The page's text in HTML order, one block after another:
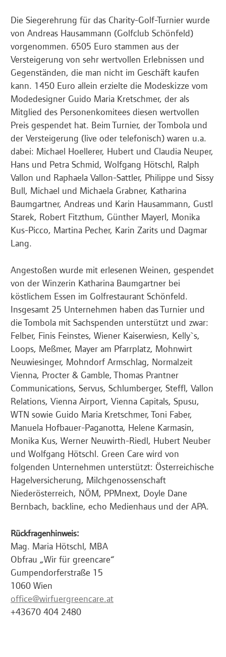
Die Siegerehrung für das Charity-Golf-Turnier wurde
von Andreas Hausammann (Golfclub Schönfeld)
vorgenommen. 6505 Euro stammen aus der
Versteigerung von sehr wertvollen Erlebnissen und
Gegenständen, die man nicht im Geschäft kaufen
kann. 1450 Euro allein erzielte die Modeskizze vom
Modedesigner Guido Maria Kretschmer, der als
Mitglied des Personenkomitees diesen wertvollen
Preis gespendet hat. Beim Turnier, der Tombola und
der Versteigerung (live oder telefonisch) waren u.a.
dabei: Michael Hoellerer, Hubert und Claudia Neuper,
Hans und Petra Schmid, Wolfgang Hötschl, Ralph
Vallon und Raphaela Vallon-Sattler, Philippe und Sissy
Bull, Michael und Michaela Grabner, Katharina
Baumgartner, Andreas und Karin Hausammann, Gustl
Starek, Robert Fitzthum, Günther Mayerl, Monika
Kus-Picco, Martina Pecher, Karin Zarits und Dagmar
Lang.
Angestoßen wurde mit erlesenen Weinen, gespendet
von der Winzerin Katharina Baumgartner bei
köstlichem Essen im Golfrestaurant Schönfeld.
Insgesamt 25 Unternehmen haben das Turnier und
die Tombola mit Sachspenden unterstützt und zwar:
Felber, Finis Feinstes, Wiener Kaiserwiesn, Kelly`s,
Loops, Meßmer, Mayer am Pfarrplatz, Mohnwirt
Neuwiesinger, Mohndorf Armschlag, Normalzeit
Vienna, Procter & Gamble, Thomas Prantner
Communications, Servus, Schlumberger, Steffl, Vallon
Relations, Vienna Airport, Vienna Capitals, Spusu,
WTN sowie Guido Maria Kretschmer, Toni Faber,
Manuela Hofbauer-Paganotta, Helene Karmasin,
Monika Kus, Werner Neuwirth-Riedl, Hubert Neuber
und Wolfgang Hötschl. Green Care wird von
folgenden Unternehmen unterstützt: Österreichische
Hagelversicherung, Milchgenossenschaft
Niederösterreich, NÖM, PPMnext, Doyle Dane
Bernbach, backline, echo Medienhaus und der APA.
Rückfragenhinweis:
Mag. Maria Hötschl, MBA
Obfrau „Wir für greencare“
Gumpendorferstraße 15
1060 Wien
office@wirfuergreencare.at
+43670 404 2480